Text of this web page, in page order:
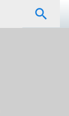
search